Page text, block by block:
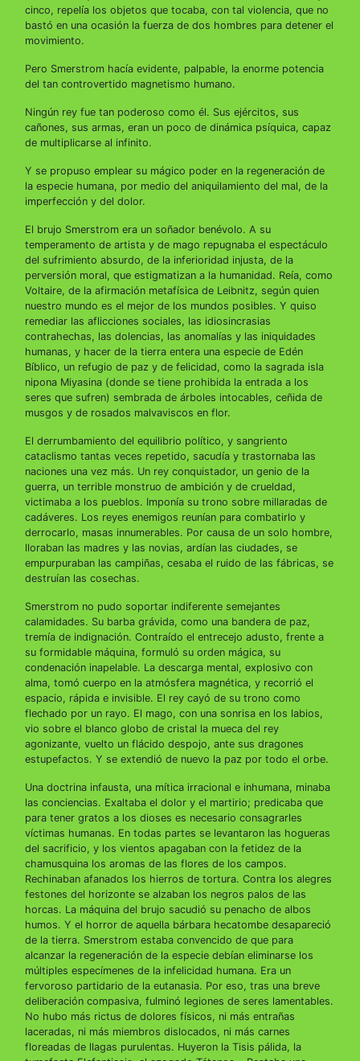
cinco, repelía los objetos que tocaba, con tal violencia, que no
bastó en una ocasión la fuerza de dos hombres para detener el
movimiento.
Pero Smerstrom hacía evidente, palpable, la enorme potencia
del tan controvertido magnetismo humano.
Ningún rey fue tan poderoso como él. Sus ejércitos, sus
cañones, sus armas, eran un poco de dinámica psíquica, capaz
de multiplicarse al infinito.
Y se propuso emplear su mágico poder en la regeneración de
la especie humana, por medio del aniquilamiento del mal, de la
imperfección y del dolor.
El brujo Smerstrom era un soñador benévolo. A su
temperamento de artista y de mago repugnaba el espectáculo
del sufrimiento absurdo, de la inferioridad injusta, de la
perversión moral, que estigmatizan a la humanidad. Reía, como
Voltaire, de la afirmación metafísica de Leibnitz, según quien
nuestro mundo es el mejor de los mundos posibles. Y quiso
remediar las aflicciones sociales, las idiosincrasias
contrahechas, las dolencias, las anomalías y las iniquidades
humanas, y hacer de la tierra entera una especie de Edén
Bíblico, un refugio de paz y de felicidad, como la sagrada isla
nipona Miyasina (donde se tiene prohibida la entrada a los
seres que sufren) sembrada de árboles intocables, ceñida de
musgos y de rosados malvaviscos en flor.
El derrumbamiento del equilibrio político, y sangriento
cataclismo tantas veces repetido, sacudía y trastornaba las
naciones una vez más. Un rey conquistador, un genio de la
guerra, un terrible monstruo de ambición y de crueldad,
victimaba a los pueblos. Imponía su trono sobre millaradas de
cadáveres. Los reyes enemigos reunían para combatirlo y
derrocarlo, masas innumerables. Por causa de un solo hombre,
lloraban las madres y las novias, ardían las ciudades, se
empurpuraban las campiñas, cesaba el ruido de las fábricas, se
destruían las cosechas.
Smerstrom no pudo soportar indiferente semejantes
calamidades. Su barba grávida, como una bandera de paz,
tremía de indignación. Contraído el entrecejo adusto, frente a
su formidable máquina, formuló su orden mágica, su
condenación inapelable. La descarga mental, explosivo con
alma, tomó cuerpo en la atmósfera magnética, y recorrió el
espacio, rápida e invisible. El rey cayó de su trono como
flechado por un rayo. El mago, con una sonrisa en los labios,
vio sobre el blanco globo de cristal la mueca del rey
agonizante, vuelto un flácido despojo, ante sus dragones
estupefactos. Y se extendió de nuevo la paz por todo el orbe.
Una doctrina infausta, una mítica irracional e inhumana, minaba
las conciencias. Exaltaba el dolor y el martirio; predicaba que
para tener gratos a los dioses es necesario consagrarles
víctimas humanas. En todas partes se levantaron las hogueras
del sacrificio, y los vientos apagaban con la fetidez de la
chamusquina los aromas de las flores de los campos.
Rechinaban afanados los hierros de tortura. Contra los alegres
festones del horizonte se alzaban los negros palos de las
horcas. La máquina del brujo sacudió su penacho de albos
humos. Y el horror de aquella bárbara hecatombe desapareció
de la tierra. Smerstrom estaba convencido de que para
alcanzar la regeneración de la especie debían eliminarse los
múltiples especímenes de la infelicidad humana. Era un
fervoroso partidario de la eutanasia. Por eso, tras una breve
deliberación compasiva, fulminó legiones de seres lamentables.
No hubo más rictus de dolores físicos, ni más entrañas
laceradas, ni más miembros dislocados, ni más carnes
floreadas de llagas purulentas. Huyeron la Tisis pálida, la